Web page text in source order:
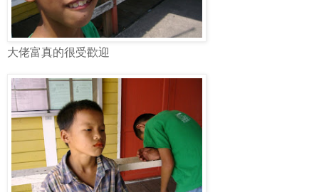
大佬富真的很受歡迎